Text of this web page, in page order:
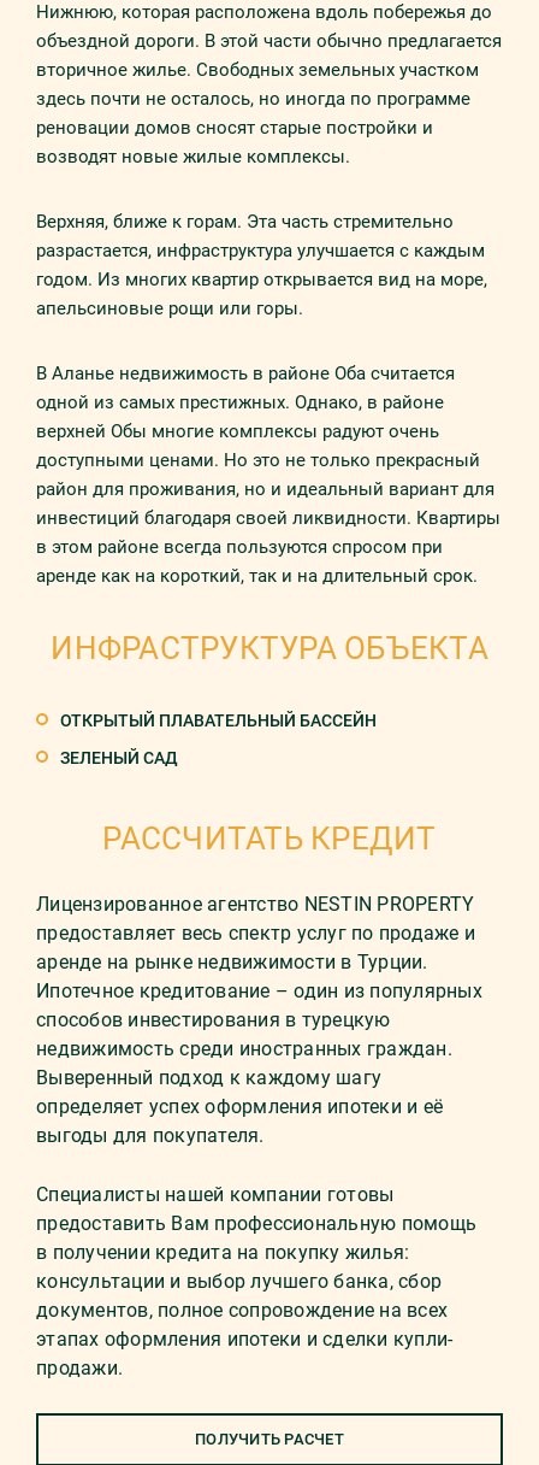
Нижнюю, которая расположена вдоль побережья до
объездной дороги. В этой части обычно предлагается
вторичное жилье. Свободных земельных участком
здесь почти не осталось, но иногда по программе
реновации домов сносят старые постройки и
возводят новые жилые комплексы.
Верхняя, ближе к горам. Эта часть стремительно
разрастается, инфраструктура улучшается с каждым
годом. Из многих квартир открывается вид на море,
апельсиновые рощи или горы.
В Аланье недвижимость в районе Оба считается
одной из самых престижных. Однако, в районе
верхней Обы многие комплексы радуют очень
доступными ценами. Но это не только прекрасный
район для проживания, но и идеальный вариант для
инвестиций благодаря своей ликвидности. Квартиры
в этом районе всегда пользуются спросом при
аренде как на короткий, так и на длительный срок.
ИНФРАСТРУКТУРА ОБЪЕКТА
ОТКРЫТЫЙ ПЛАВАТЕЛЬНЫЙ БАССЕЙН
ЗЕЛЕНЫЙ САД
РАССЧИТАТЬ КРЕДИТ
Лицензированное агентство NESTIN PROPERTY
предоставляет весь спектр услуг по продаже и
аренде на рынке недвижимости в Турции.
Ипотечное кредитование – один из популярных
способов инвестирования в турецкую
недвижимость среди иностранных граждан.
Выверенный подход к каждому шагу
определяет успех оформления ипотеки и её
выгоды для покупателя.
Специалисты нашей компании готовы
предоставить Вам профессиональную помощь
в получении кредита на покупку жилья:
консультации и выбор лучшего банка, сбор
документов, полное сопровождение на всех
этапах оформления ипотеки и сделки купли-
продажи.
ПОЛУЧИТЬ РАСЧЕТ